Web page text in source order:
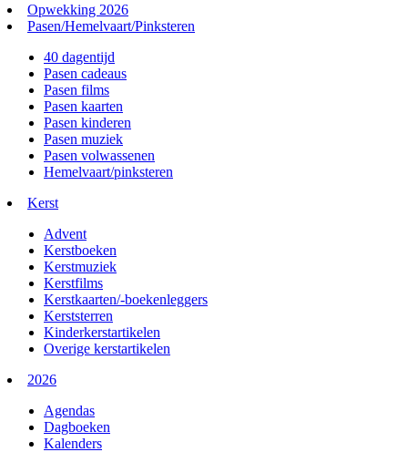
Opwekking 2026
Pasen/Hemelvaart/Pinksteren
40 dagentijd
Pasen cadeaus
Pasen films
Pasen kaarten
Pasen kinderen
Pasen muziek
Pasen volwassenen
Hemelvaart/pinksteren
Kerst
Advent
Kerstboeken
Kerstmuziek
Kerstfilms
Kerstkaarten/-boekenleggers
Kerststerren
Kinderkerstartikelen
Overige kerstartikelen
2026
Agendas
Dagboeken
Kalenders